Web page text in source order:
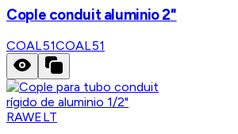
Cople conduit aluminio 2"
COAL51COAL51
RAWELT